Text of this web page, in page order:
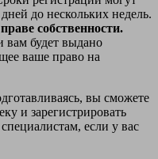
до нескольких недель.
собственности.
вам будет выдано
ваше право на
вы сможете
и зарегистрировать
если у вас